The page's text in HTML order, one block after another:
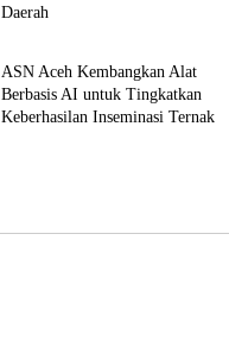
Daerah
ASN Aceh Kembangkan Alat
Berbasis AI untuk Tingkatkan
Keberhasilan Inseminasi Ternak